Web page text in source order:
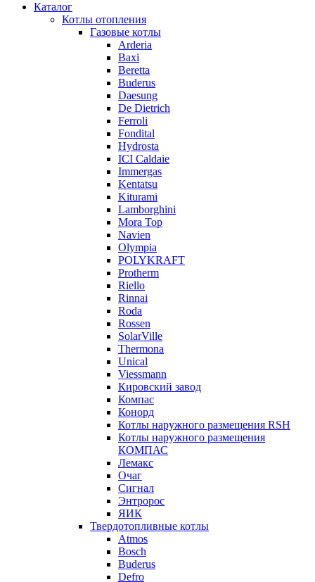
Каталог
Котлы отопления
Газовые котлы
Arderia
Baxi
Beretta
Buderus
Daesung
De Dietrich
Ferroli
Fondital
Hydrosta
ICI Caldaie
Immergas
Kentatsu
Kiturami
Lamborghini
Mora Top
Navien
Olympia
POLYKRAFT
Protherm
Riello
Rinnai
Roda
Rossen
SolarVille
Thermona
Unical
Viessmann
Кировский завод
Компас
Конорд
Котлы наружного размещения RSH
Котлы наружного размещения
КОМПАС
Лемакс
Очаг
Сигнал
Энтророс
ЯИК
Твердотопливные котлы
Atmos
Bosch
Buderus
Defro